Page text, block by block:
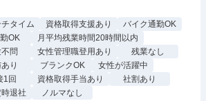
タイム 資格取得支援あり
バイク通勤OK
OK
月平均残業時間20時間以内
問 女性管理職登用あり
残業なし
り ブランクOK
女性が活躍中
1回 資格取得手当あり
社割あり
退社 ノルマなし